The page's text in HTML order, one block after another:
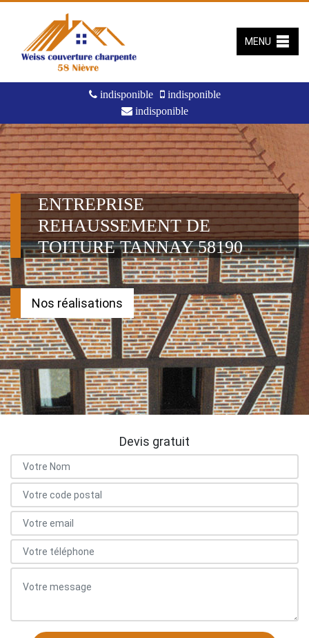
indisponible
indisponible
indisponible
MENU
ENTREPRISE
REHAUSSEMENT DE
TOITURE TANNAY 58190
Nos réalisations
Devis gratuit